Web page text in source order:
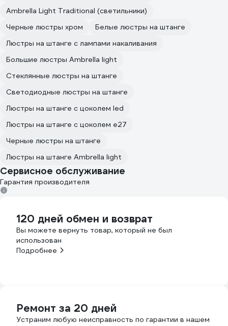
Ambrella Light Traditional (светильники)
Черные люстры хром
Белые люстры на штанге
Люстры на штанге с лампами накаливания
Большие люстры Ambrella light
Стеклянные люстры на штанге
Светодиодные люстры на штанге
Люстры на штанге с цоколем led
Люстры на штанге с цоколем e27
Черные люстры на штанге
Люстры на штанге Ambrella light
Сервисное обслуживание
Гарантия производителя
120 дней обмен и возврат
Вы можете вернуть товар, который не был
использован
Подробнее
Ремонт за 20 дней
Устраним любую неисправность по гарантии в нашем